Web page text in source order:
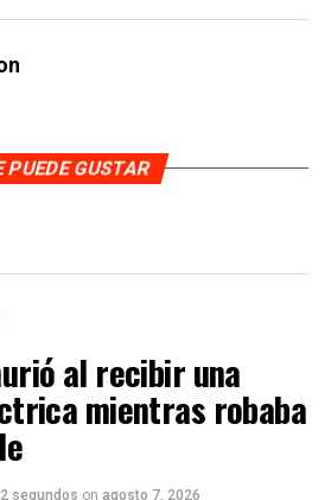
PUEDE GUSTAR
al recibir una
mientras robaba
segundos on agosto 7, 2026